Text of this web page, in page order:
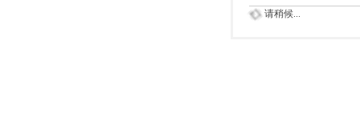
请稍候...